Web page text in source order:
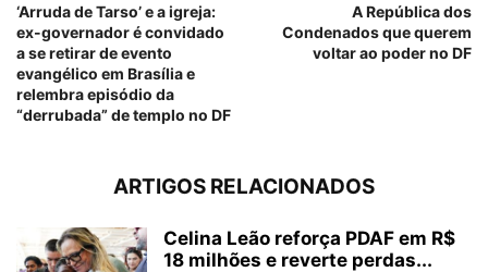
‘Arruda de Tarso’ e a igreja:
ex-governador é convidado
a se retirar de evento
evangélico em Brasília e
relembra episódio da
“derrubada” de templo no DF
A República dos
Condenados que querem
voltar ao poder no DF
ARTIGOS RELACIONADOS
Celina Leão reforça PDAF em R$
18 milhões e reverte perdas...